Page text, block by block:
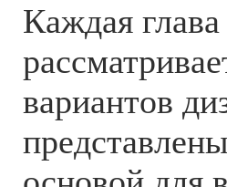
Каждая
вариантов